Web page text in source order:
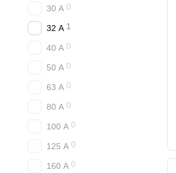
30 А 0
32 А 1
40 А 0
50 А 0
63 А 0
80 А 0
100 А 0
125 А 0
160 А 0